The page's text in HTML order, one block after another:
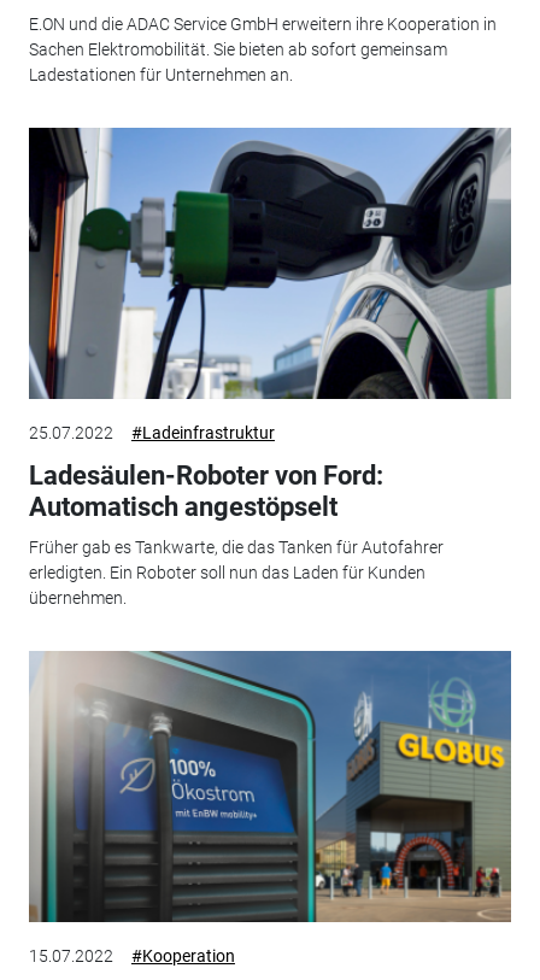
E.ON und die ADAC Service GmbH erweitern ihre Kooperation in
Sachen Elektromobilität. Sie bieten ab sofort gemeinsam
Ladestationen für Unternehmen an.
25.07.2022 #Ladeinfrastruktur
Ladesäulen-Roboter von Ford:
Automatisch angestöpselt
Früher gab es Tankwarte, die das Tanken für Autofahrer
erledigten. Ein Roboter soll nun das Laden für Kunden
übernehmen.
15.07.2022 #Kooperation